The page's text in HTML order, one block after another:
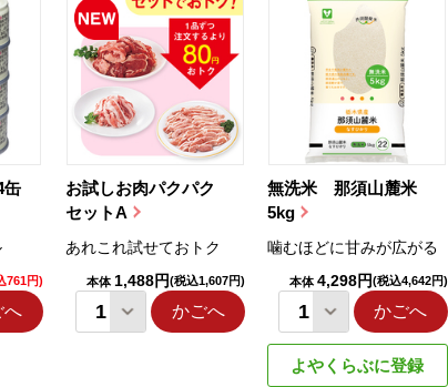
缶
761円)
へ
お試しお肉パクパク
セットA
あれこれ試せておトク
本体 1,488円(税込1,607円)
かごへ
無洗米 那須山麓米
5kg
噛むほどに甘みが広がる
本体 4,298円(税込4,642円)
かごへ
よやくらぶに登録